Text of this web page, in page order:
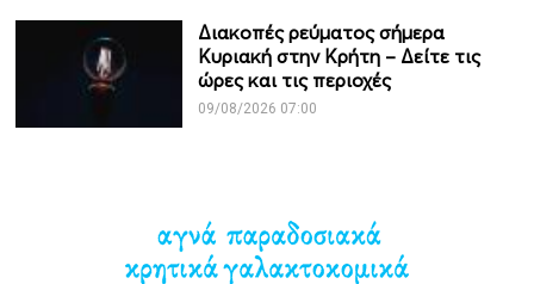
Διακοπές ρεύματος σήμερα
Κυριακή στην Κρήτη – Δείτε τις
ώρες και τις περιοχές
09/08/2026 07:00